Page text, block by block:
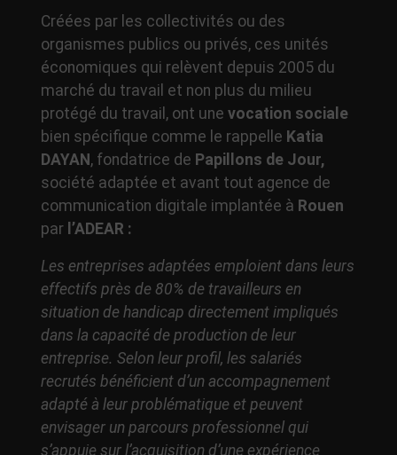
Créées par les collectivités ou des
organismes publics ou privés, ces unités
économiques qui relèvent depuis 2005 du
marché du travail et non plus du milieu
protégé du travail, ont une vocation sociale
bien spécifique comme le rappelle Katia
DAYAN , fondatrice de Papillons de Jour,
société adaptée et avant tout agence de
communication digitale implantée à Rouen
par l’ADEAR :
Les entreprises adaptées emploient dans leurs
effectifs près de 80% de travailleurs en
situation de handicap directement impliqués
dans la capacité de production de leur
entreprise. Selon leur profil, les salariés
recrutés bénéficient d’un accompagnement
adapté à leur problématique et peuvent
envisager un parcours professionnel qui
s’appuie sur l’acquisition d’une expérience